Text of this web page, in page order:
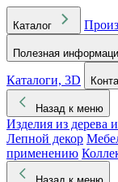
Каталог
Полезная
Каталоги, 3D
Назад к меню
Изделия из
Лепной декор
применению